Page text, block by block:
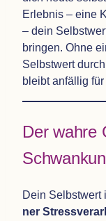
Erleb­nis – eine
– dein
brin­gen. Ohne
Selbst­wert
bleibt anfäl­lig
Der wahre
Dein Selbst­wert
ner